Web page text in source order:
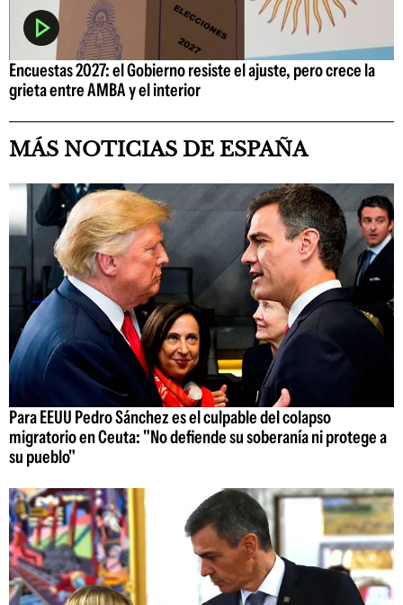
Encuestas 2027: el Gobierno resiste el ajuste, pero crece la
grieta entre AMBA y el interior
MÁS NOTICIAS DE ESPAÑA
Para EEUU Pedro Sánchez es el culpable del colapso
migratorio en Ceuta: "No defiende su soberanía ni protege a
su pueblo"